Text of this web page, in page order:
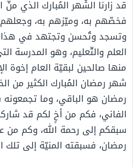
قد زارنا الشّهر المُبارك الذي منَّ
فخصّهم به، وميّزهم به،
وتسجد وتُحسن وتجتهد في هذا
العلم والتّعليم، وهو المدرسة
منها صالحين لبقيّة العام إخوة
شهر رمضان المُبارك الكثير من
رمضان هو الباقي، وما تجمعونه
الفاني، فكم من أخٍ لكم قد
سبقكم إلى رحمة الله، وكم من
رمضان، فسبقته المنيّة إلى تلك